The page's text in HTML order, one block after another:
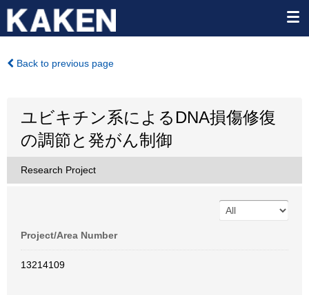
Back to previous page
ユビキチン系によるDNA損傷修復
の調節と発がん制御
Research Project
Project/Area Number
13214109